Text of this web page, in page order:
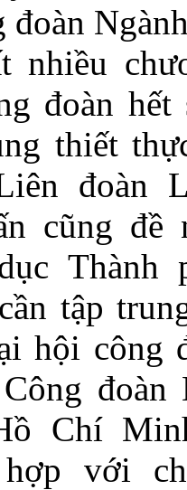
đoàn
nhiều
đoàn
thiết
đoàn
cũng đề
Thành
tập
hội công
đoàn
Chí
với